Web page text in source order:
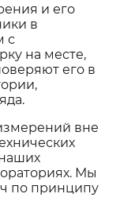
и его
в
с
на месте,
его в
вне
Мы
по принципу